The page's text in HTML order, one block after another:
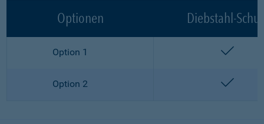
Optionen Diebstahl-
Option 1
Option 2